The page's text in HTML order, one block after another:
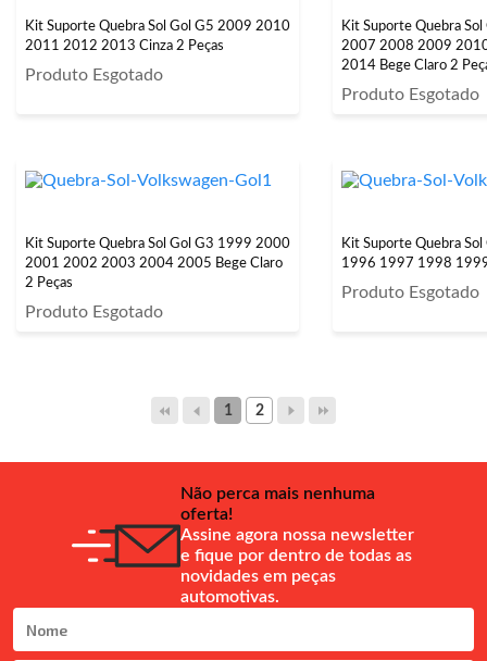
Kit Suporte Quebra Sol Gol G5 2009 2010
2011 2012 2013 Cinza 2 Peças
Produto Esgotado
Kit Suporte Quebra
2007 2008 2009
2014 Bege Claro 2
Produto Esgotado
Kit Suporte Quebra Sol Gol G3 1999 2000
2001 2002 2003 2004 2005 Bege Claro
2 Peças
Produto Esgotado
Kit Suporte Quebra
1996 1997 1998 1999
Produto Esgotado
1 2
Não perca mais nenhuma
oferta!
Assine agora nossa newsletter
e fique por dentro de todas as
novidades em peças
automotivas.